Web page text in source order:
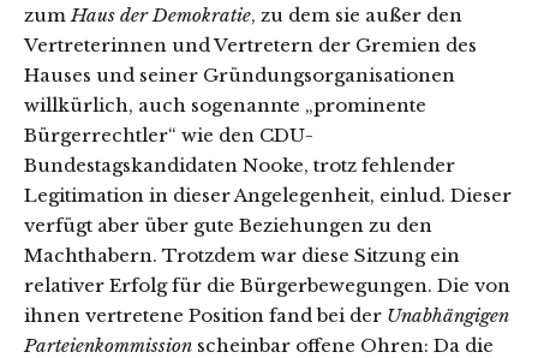
zumHaus der Demokratie, zu dem sie außer den
Vertreterinnen und Vertretern der Gremien des
Hauses und seiner Gründungsorganisationen
willkürlich, auch sogenannte „prominente
Bürgerrechtler“ wie den CDU-
Bundestagskandidaten Nooke, trotz fehlender
Legitimation in dieser Angelegenheit, einlud. Dieser
verfügt aber über gute Beziehungen zu den
Machthabern. Trotzdem war diese Sitzung ein
relativer Erfolg für die Bürgerbewegungen. Die von
ihnen vertretene Position fand bei der Unabhängigen
Parteienkommission scheinbar offene Ohren: Da die